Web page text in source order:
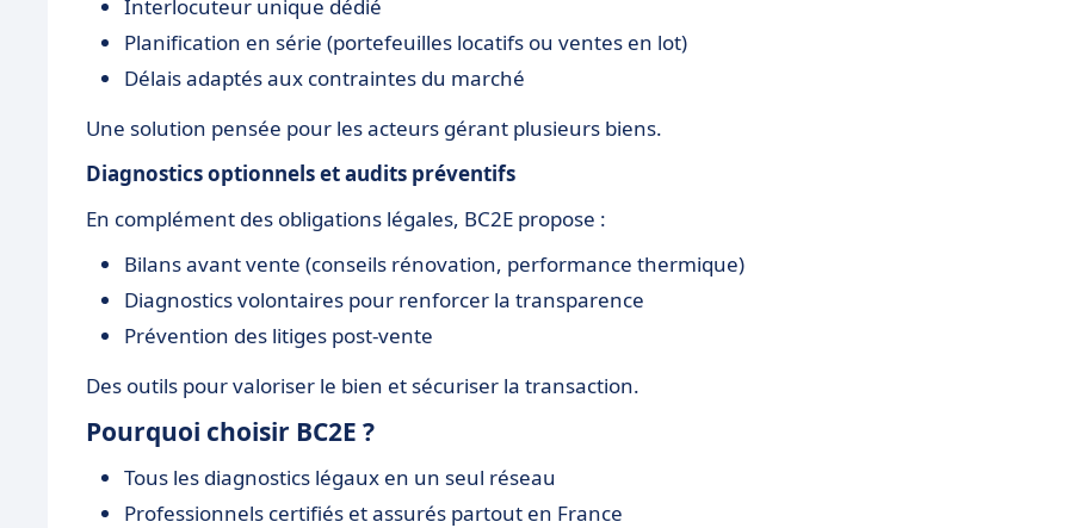
Interlocuteur unique dédié
Planification en série (portefeuilles locatifs ou ventes en lot)
Délais adaptés aux contraintes du marché
Une solution pensée pour les acteurs gérant plusieurs biens.
Diagnostics optionnels et audits préventifs
En complément des obligations légales, BC2E propose :
Bilans avant vente (conseils rénovation, performance thermique)
Diagnostics volontaires pour renforcer la transparence
Prévention des litiges post-vente
Des outils pour valoriser le bien et sécuriser la transaction.
Pourquoi choisir BC2E ?
Tous les diagnostics légaux en un seul réseau
Professionnels certifiés et assurés partout en France